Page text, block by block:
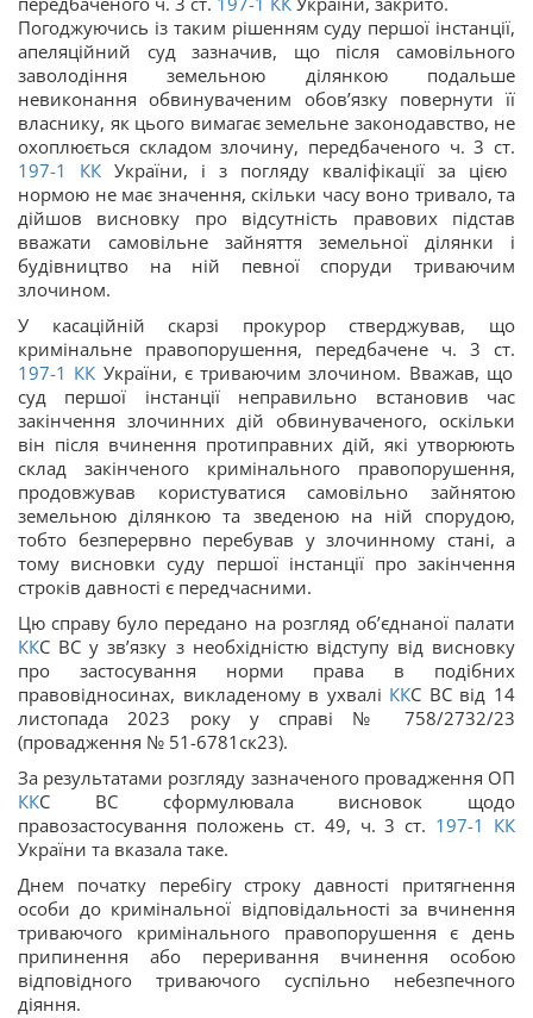
Погоджуючись із таким рішенням суду першої інстанції,
апеляційний суд зазначив, що після самовільного
заволодіння земельною ділянкою подальше
невиконання обвинуваченим обов’язку повернути її
власнику, як цього вимагає земельне законодавство, не
охоплюється складом злочину, передбаченого ч. 3 ст.
197-1 КК України, і з погляду кваліфікації за цією
нормою не має значення, скільки часу воно тривало, та
дійшов висновку про відсутність правових підстав
вважати самовільне зайняття земельної ділянки і
будівництво на ній певної споруди триваючим
злочином.
У касаційній скарзі прокурор стверджував, що
кримінальне правопорушення, передбачене ч. 3 ст.
197-1 КК України, є триваючим злочином. Вважав, що
суд першої інстанції неправильно встановив час
закінчення злочинних дій обвинуваченого, оскільки
він після вчинення протиправних дій, які утворюють
склад закінченого кримінального правопорушення,
продовжував користуватися самовільно зайнятою
земельною ділянкою та зведеною на ній спорудою,
тобто безперервно перебував у злочинному стані, а
тому висновки суду першої інстанції про закінчення
строків давності є передчасними.
Цю справу було передано на розгляд об’єднаної палати
ККС ВС у зв’язку з необхідністю відступу від висновку
про застосування норми права в подібних
правовідносинах, викладеному в ухвалі ККС ВС від 14
листопада 2023 року у справі № 758/2732/23
(провадження № 51-6781ск23).
За результатами розгляду зазначеного провадження ОП
ККС ВС сформулювала висновок щодо
правозастосування положень ст. 49, ч. 3 ст. 197-1 КК
України та вказала таке.
Днем початку перебігу строку давності притягнення
особи до кримінальної відповідальності за вчинення
триваючого кримінального правопорушення є день
припинення або переривання вчинення особою
відповідного триваючого суспільно небезпечного
діяння.